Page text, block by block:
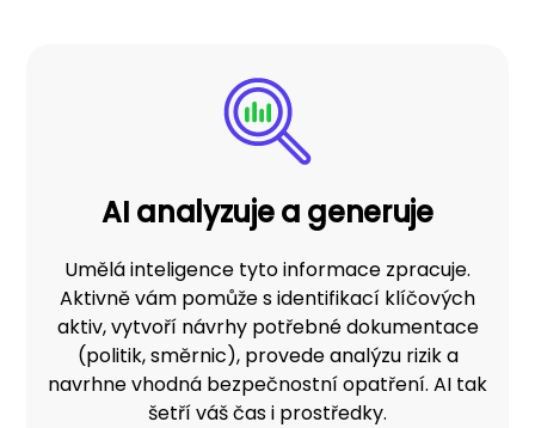
AI analyzuje a generuje
Umělá inteligence tyto informace zpracuje.
Aktivně vám pomůže s identifikací klíčových
aktiv, vytvoří návrhy potřebné dokumentace
(politik, směrnic), provede analýzu rizik a
navrhne vhodná bezpečnostní opatření. AI tak
šetří váš čas i prostředky.